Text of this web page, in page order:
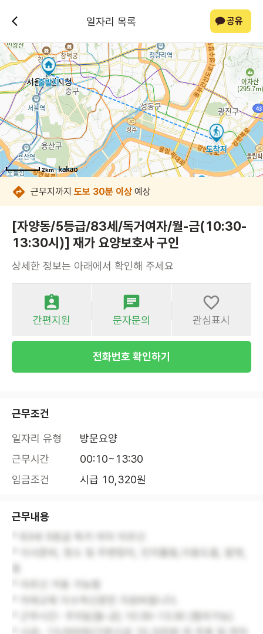
일자리 목록 공유
2km
2km
2km
2km
2km
2km
2km
2km
근무지까지 도보 30분 이상 예상
[자양동/5등급/83세/독거여자/월-금(10:30-
13:30시)] 재가 요양보호사 구인
상세한 정보는 아래에서 확인해 주세요
간편지원 문자문의 관심표시
전화번호 확인하기
근무조건
일자리 유형
방문요양
근무시간
00:10~13:30
임금조건
시급 10,320원
근무내용